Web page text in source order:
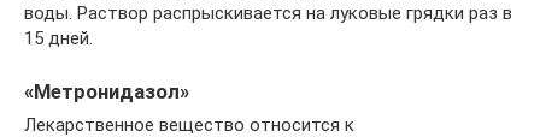
воды. Раствор распрыскивается на луковые грядки раз в
15 дней.
«Метронидазол»
Лекарственное вещество относится к